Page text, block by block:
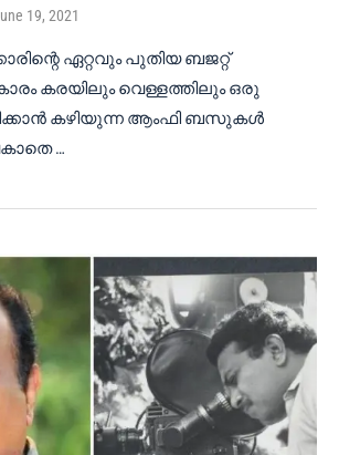
19, 2021
ഏറ്റവും പുതിയ ബജറ്റ്
കരയിലും വെള്ളത്തിലും ഒരു
കഴിയുന്ന ആംഫി ബസുകൾ
…